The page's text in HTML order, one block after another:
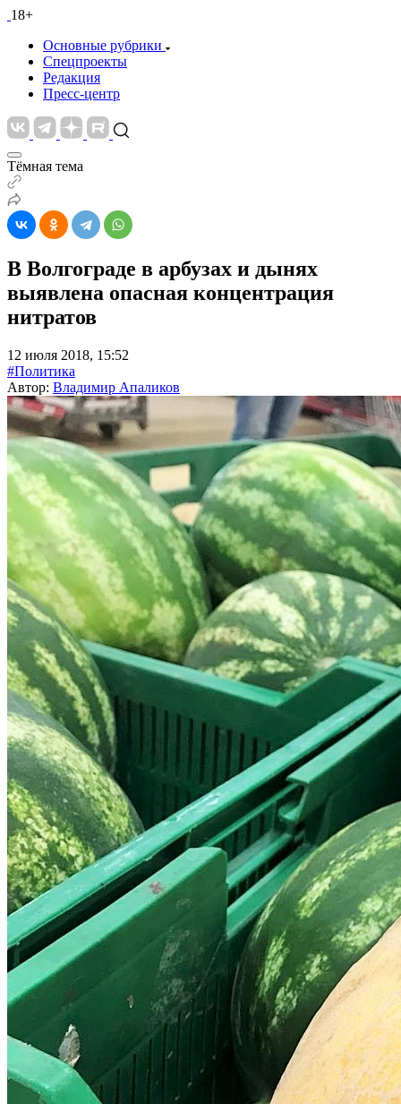
18+
Основные рубрики
Спецпроекты
Редакция
Пресс-центр
Тёмная тема
В Волгограде в арбузах и дынях
выявлена опасная концентрация
нитратов
12 июля 2018, 15:52
#Политика
Автор: Владимир Апаликов